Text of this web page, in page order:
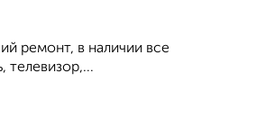
ремонт, в наличии все
телевизор,...